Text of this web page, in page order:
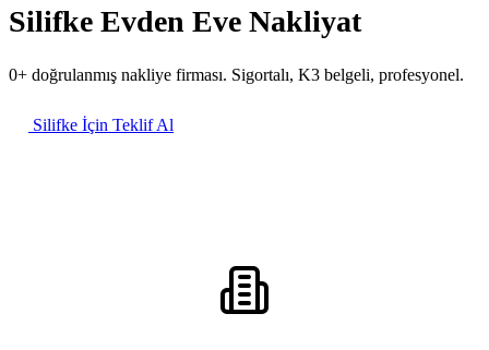
Silifke Evden Eve Nakliyat
0+ doğrulanmış nakliye firması. Sigortalı, K3 belgeli, profesyonel.
Silifke İçin Teklif Al